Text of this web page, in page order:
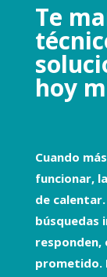
Te
hoy
Cuando
funcionar,
de calentar.
búsquedas
responden,
prometido.